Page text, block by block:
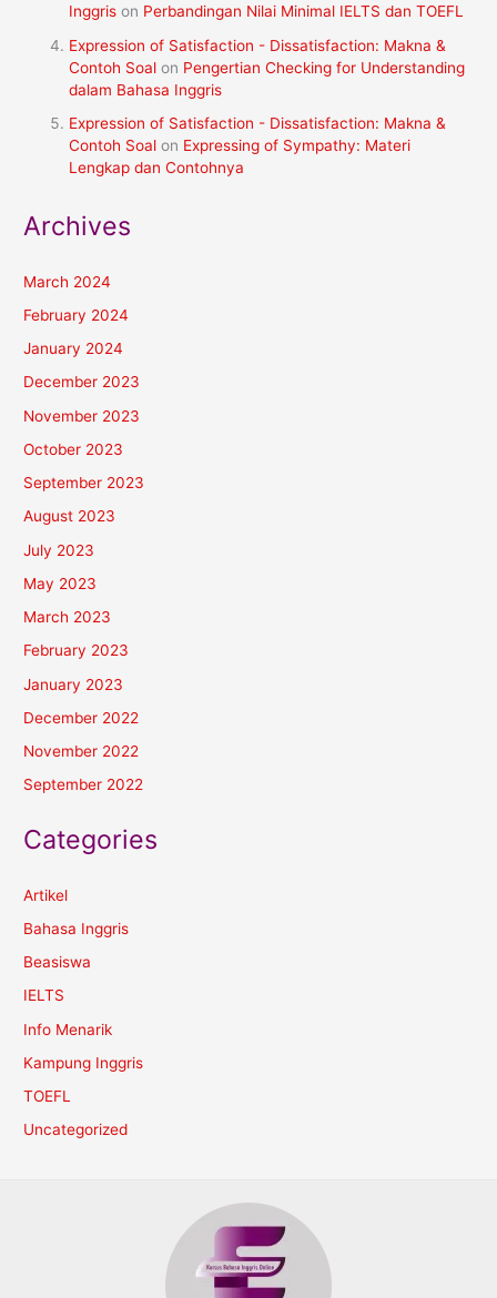
Inggris on Perbandingan Nilai Minimal IELTS dan TOEFL
Expression of Satisfaction - Dissatisfaction: Makna &
Contoh Soal on Pengertian Checking for Understanding
dalam Bahasa Inggris
Expression of Satisfaction - Dissatisfaction: Makna &
Contoh Soal on Expressing of Sympathy: Materi
Lengkap dan Contohnya
Archives
March 2024
February 2024
January 2024
December 2023
November 2023
October 2023
September 2023
August 2023
July 2023
May 2023
March 2023
February 2023
January 2023
December 2022
November 2022
September 2022
Categories
Artikel
Bahasa Inggris
Beasiswa
IELTS
Info Menarik
Kampung Inggris
TOEFL
Uncategorized